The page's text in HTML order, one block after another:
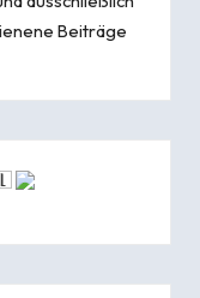
Beiträge